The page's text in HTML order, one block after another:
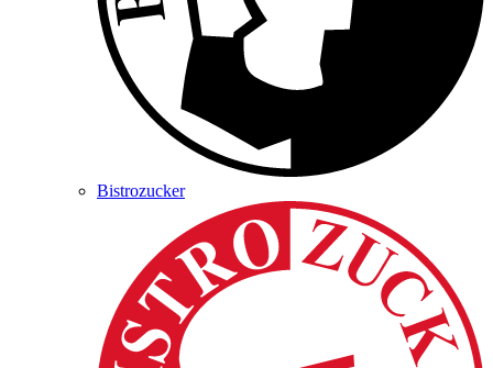
Bistrozucker